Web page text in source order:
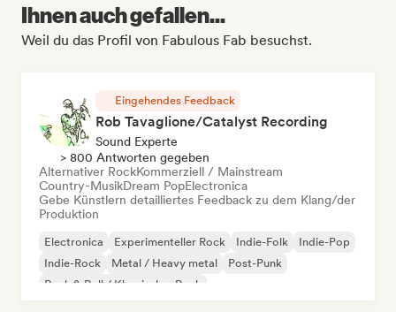
Ihnen auch gefallen...
Weil du das Profil von Fabulous Fab besuchst.
Eingehendes Feedback
Rob Tavaglione/Catalyst Recording
Sound Experte
> 800 Antworten gegeben
Alternativer RockKommerziell / Mainstream
Country-MusikDream PopElectronica
Gebe Künstlern detailliertes Feedback zu dem Klang/der
Produktion
Electronica Experimenteller Rock Indie-Folk
Indie-Pop
Indie-Rock
Metal / Heavy metal
Post-Punk
Rock & Roll / Klassischer Rock